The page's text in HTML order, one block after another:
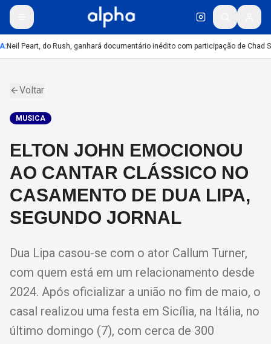
:Neil Peart, do Rush, ganhará documentário inédito com participação de Chad
Voltar
MUSICA
ELTON JOHN EMOCIONOU
AO CANTAR CLÁSSICO NO
CASAMENTO DE DUA LIPA,
SEGUNDO JORNAL
Dua Lipa casou-se com o ator Callum Turner,
com quem está em um relacionamento desde
2024. Após oficializar a união no fim de maio, o
casal realizou uma festa em Sicília, na Itália, no
último domingo (7), com cerca de 300